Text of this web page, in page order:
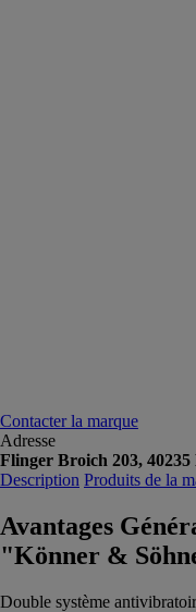
Contacter la marque
Adresse
Flinger Broich 203,
Description Produits de la
Avantages
"Könner &
Double système